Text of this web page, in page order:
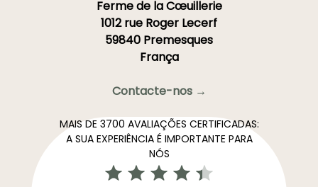
Ferme de la Cœuillerie
1012 rue Roger Lecerf
59840 Premesques
França
Contacte-nos →
MAIS DE 3700 AVALIAÇÕES CERTIFICADAS:
A SUA EXPERIÊNCIA É IMPORTANTE PARA
NÓS